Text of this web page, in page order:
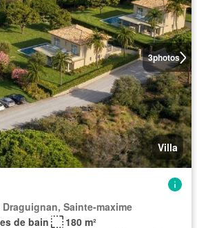
3photos
Villa
Sainte-maxime
de bain
180 m²